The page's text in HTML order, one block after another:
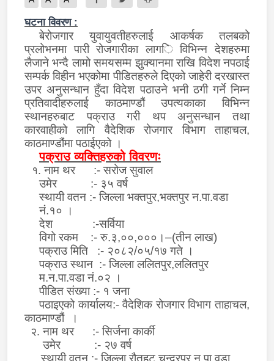
घटना विवरण :
बेरोजगार युवायुवतीहरुलाई आकर्षक तलबको
प्रलोभनमा पारी रोजगारीका लागि विभिन्न देशहरुमा
लैजाने भन्दै लामो समयसम्म झुक्यानमा राखि विदेश नपठाई
सम्पर्क विहीन भएकोमा पीडितहरुले दिएको जाहेरी दरखास्त
उपर अनुसन्धान हुँदा विदेश पठाउने भनी ठगी गर्ने निम्न
प्रतिवादीहरुलाई
काठमाण्डौं उपत्यकाका विभिन्न
स्थानहरुबाट
पक्राउ गरी थप अनुसन्धान तथा
कारवाहीको लागि
वैदेशिक रोजगार विभाग ताहाचल,
काठमाण्डौंमा पठाईएको।
पक्राउ व्यक्तिहरुको विवरणः
१.नाम थर :- सरोज सुवाल
उमेर
:- ३५वर्ष
स्थायी वतन :- जिल्ला भक्तपुर,भक्तपुर न.पा.वडा
नं.१० ।
देश :-सर्विया
विगो रकम :- रु.३,००,०००।–(तीन लाख)
पक्राउ मिति :- २०८२/०५/१७ गते ।
पक्राउ स्थान :- जिल्ला ललितपुर,ललितपुर
म.न.पा.वडा नं.०२ ।
पीडित संख्या :- १ जना
पठाइएको कार्यालय:- वैदेशिक रोजगार विभाग ताहाचल,
काठमाण्डौं ।
२.नाम थर :- सिर्जना कार्की
उमेर :- २७ वर्ष